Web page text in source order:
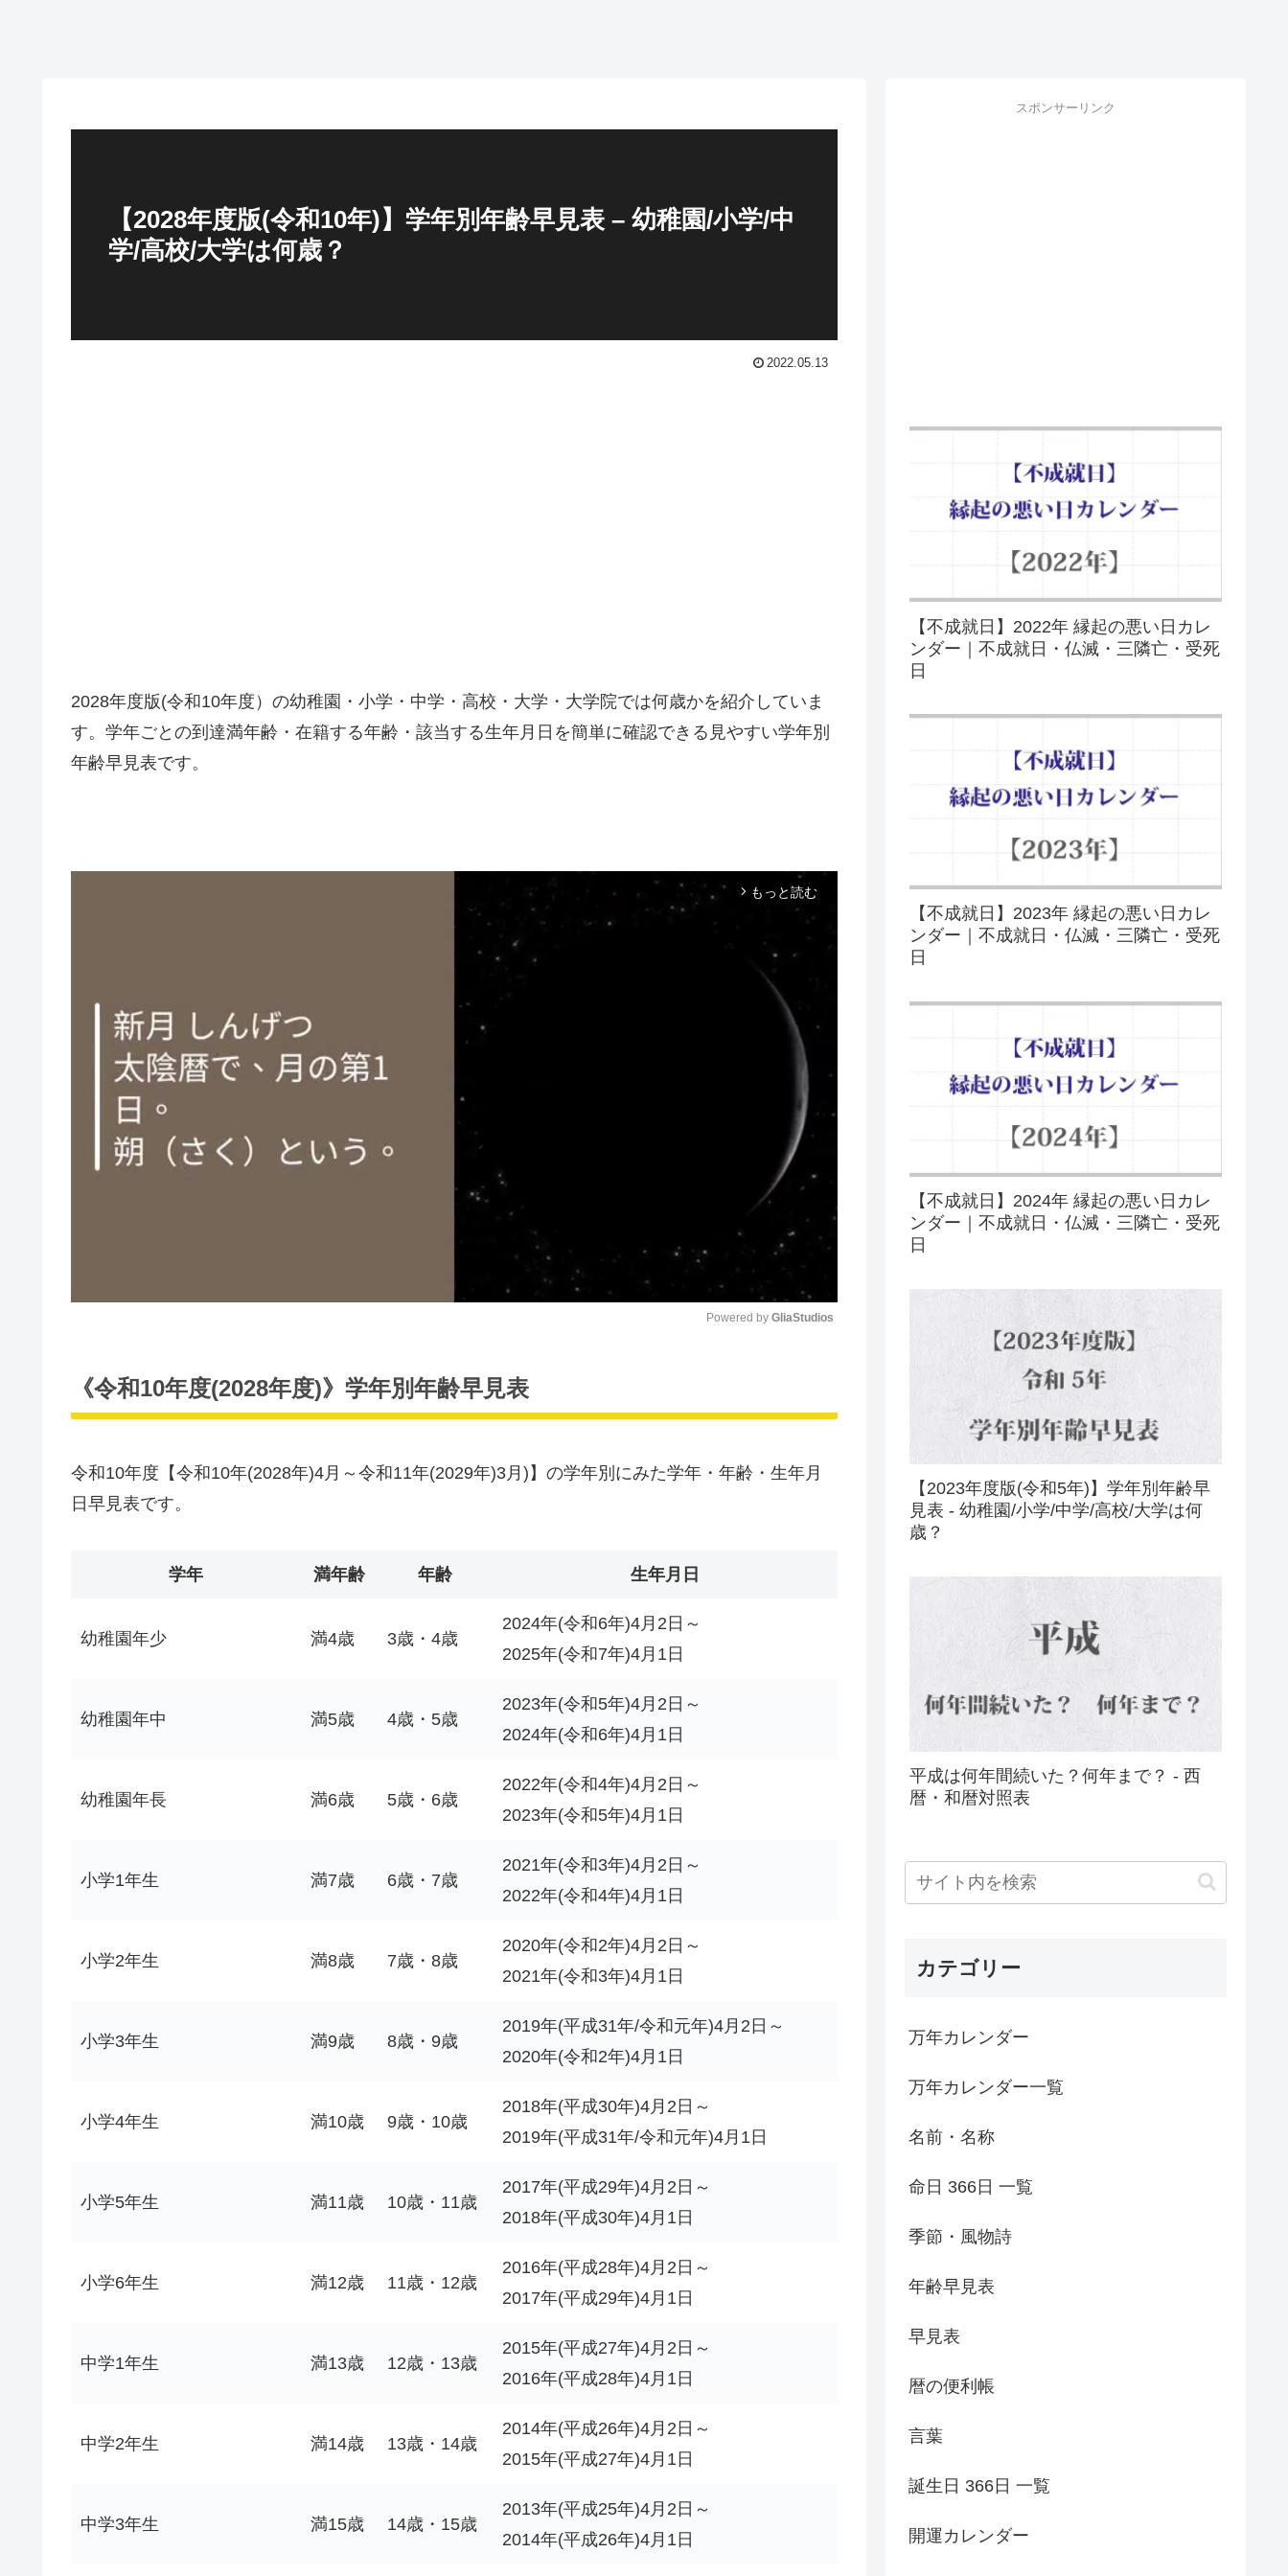
【2028年度版(令和10年)】学年別年齢早見表 – 幼稚園/小学/中
学/高校/大学は何歳？
2022.05.13
2028年度版(令和10年度）の幼稚園・小学・中学・高校・大学・大学院では何歳かを紹介していま
す。学年ごとの到達満年齢・在籍する年齢・該当する生年月日を簡単に確認できる見やすい学年別
年齢早見表です。
arrow_forward_ios もっと読む
t
Powered by GliaStudios
《令和10年度(2028年度)》学年別年齢早見表
令和10年度【令和10年(2028年)4月～令和11年(2029年)3月)】の学年別にみた学年・年齢・生年月
日早見表です。
学年 満年齢 年齢 生年月日
幼稚園年少 満4歳 3歳・4歳
2024年(令和6年)4月2日～
2025年(令和7年)4月1日
幼稚園年中 満5歳 4歳・5歳
2023年(令和5年)4月2日～
2024年(令和6年)4月1日
幼稚園年長 満6歳 5歳・6歳
2022年(令和4年)4月2日～
2023年(令和5年)4月1日
小学1年生 満7歳 6歳・7歳
2021年(令和3年)4月2日～
2022年(令和4年)4月1日
小学2年生 満8歳 7歳・8歳
2020年(令和2年)4月2日～
2021年(令和3年)4月1日
小学3年生 満9歳 8歳・9歳
2019年(平成31年/令和元年)4月2日～
2020年(令和2年)4月1日
小学4年生 満10歳 9歳・10歳
2018年(平成30年)4月2日～
2019年(平成31年/令和元年)4月1日
小学5年生 満11歳 10歳・11歳
2017年(平成29年)4月2日～
2018年(平成30年)4月1日
小学6年生 満12歳 11歳・12歳
2016年(平成28年)4月2日～
2017年(平成29年)4月1日
中学1年生 満13歳 12歳・13歳
2015年(平成27年)4月2日～
2016年(平成28年)4月1日
中学2年生 満14歳 13歳・14歳
2014年(平成26年)4月2日～
2015年(平成27年)4月1日
中学3年生 満15歳 14歳・15歳
2013年(平成25年)4月2日～
2014年(平成26年)4月1日
スポンサーリンク
【不成就日】2022年 縁起の悪い日カレ
ンダー｜不成就日・仏滅・三隣亡・受死
日
【不成就日】2023年 縁起の悪い日カレ
ンダー｜不成就日・仏滅・三隣亡・受死
日
【不成就日】2024年 縁起の悪い日カレ
ンダー｜不成就日・仏滅・三隣亡・受死
日
【2023年度版(令和5年)】学年別年齢早
見表 - 幼稚園/小学/中学/高校/大学は何
歳？
平成は何年間続いた？何年まで？ - 西
暦・和暦対照表
カテゴリー
万年カレンダー
万年カレンダー一覧
名前・名称
命日 366日 一覧
季節・風物詩
年齢早見表
早見表
暦の便利帳
言葉
誕生日 366日 一覧
開運カレンダー